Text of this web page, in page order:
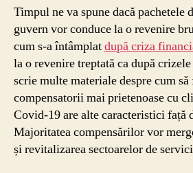
Timpul ne va spune dacă pachetele
guvern vor conduce la o revenire
cum s-a întâmplatdupă criza
la o revenire treptată ca după
scrie multe materiale despre cum
compensatorii mai prietenoase cu
Covid-19 are alte caracteristici față
Majoritatea compensărilor vor
și revitalizarea sectoarelor de